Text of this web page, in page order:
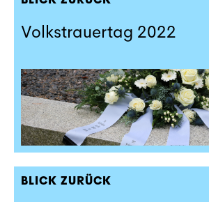
Volkstrauertag 2022
BLICK ZURÜCK